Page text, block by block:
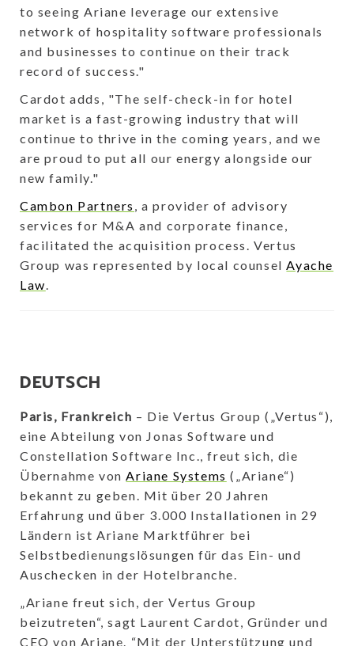
to seeing Ariane leverage our extensive
network of hospitality software professionals
and businesses to continue on their track
record of success."
Cardot adds, "The self-check-in for hotel
market is a fast-growing industry that will
continue to thrive in the coming years, and we
are proud to put all our energy alongside our
new family."
Cambon Partners
, a provider of advisory
services for M&A and corporate finance,
facilitated the acquisition process. Vertus
Group was represented by local counsel Ayache
Law
DEUTSCH
Paris, Frankreich – Die Vertus Group („Vertus“),
eine Abteilung von Jonas Software und
Constellation Software Inc., freut sich, die
Übernahme von Ariane Systems („Ariane“)
bekannt zu geben. Mit über 20 Jahren
Erfahrung und über 3.000 Installationen in 29
Ländern ist Ariane Marktführer bei
Selbstbedienungslösungen für das Ein- und
Auschecken in der Hotelbranche.
„Ariane freut sich, der Vertus Group
beizutreten“, sagt Laurent Cardot, Gründer und
CEO von Ariane. “Mit der Unterstützung und